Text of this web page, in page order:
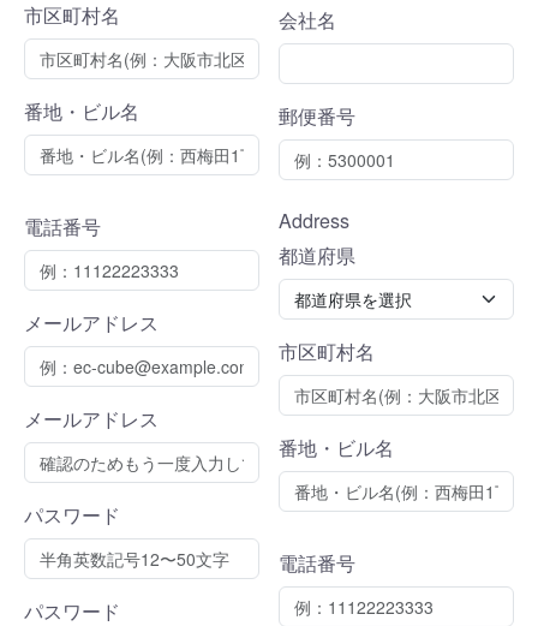
市区町村名
番地・ビル名
電話番号
メールアドレス
メールアドレス
パスワード
パスワード
会社名
郵便番号
Address
都道府県
市区町村名
番地・ビル名
電話番号